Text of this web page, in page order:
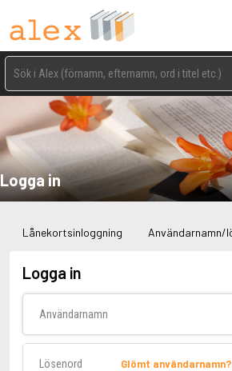
Logga in
Lånekortsinloggning Användarnamn/
Logga in
Glömt användarnamn?